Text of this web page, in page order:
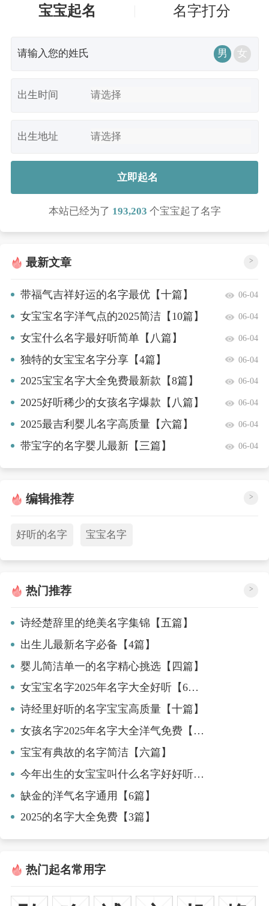
宝宝起名 名字打分
男 女
出生时间
出生地址
立即起名
本站已经为了 193,203 个宝宝起了名字
最新文章 >
带福气吉祥好运的名字最优【十篇】 06-04
女宝宝名字洋气点的2025简洁【10篇】 06-04
女宝什么名字最好听简单【八篇】 06-04
独特的女宝宝名字分享【4篇】 06-04
2025宝宝名字大全免费最新款【8篇】 06-04
2025好听稀少的女孩名字爆款【八篇】 06-04
2025最吉利婴儿名字高质量【六篇】 06-04
带宝字的名字婴儿最新【三篇】 06-04
编辑推荐 >
好听的名字 宝宝名字
热门推荐 >
诗经楚辞里的绝美名字集锦【五篇】
出生儿最新名字必备【4篇】
婴儿简洁单一的名字精心挑选【四篇】
女宝宝名字2025年名字大全好听【6篇】
诗经里好听的名字宝宝高质量【十篇】
女孩名字2025年名字大全洋气免费【7篇】
宝宝有典故的名字简洁【六篇】
今年出生的女宝宝叫什么名字好好听【7篇】
缺金的洋气名字通用【6篇】
2025的名字大全免费【3篇】
热门起名常用字